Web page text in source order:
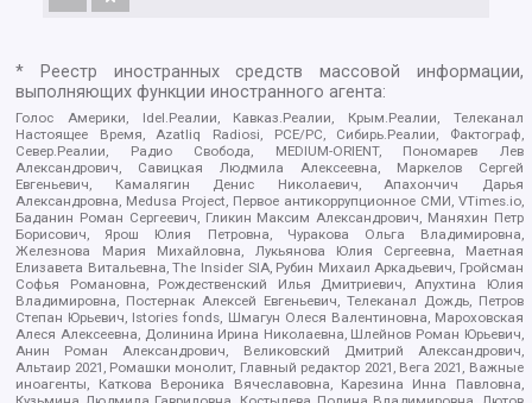
* Реестр иностранных средств массовой информации,
выполняющих функции иностранного агента:
Голос Америки, Idel.Реалии, Кавказ.Реалии, Крым.Реалии, Телеканал
Настоящее Время, Azatliq Radiosi, PCE/PC, Сибирь.Реалии, Фактограф,
Север.Реалии, Радио Свобода, MEDIUM-ORIENT, Пономарев Лев
Александрович, Савицкая Людмила Алексеевна, Маркелов Сергей
Евгеньевич, Камалягин Денис Николаевич, Апахончич Дарья
Александровна, Medusa Project, Первое антикоррупционное СМИ, VTimes.io,
Баданин Роман Сергеевич, Гликин Максим Александрович, Маняхин Петр
Борисович, Ярош Юлия Петровна, Чуракова Ольга Владимировна,
Железнова Мария Михайловна, Лукьянова Юлия Сергеевна, Маетная
Елизавета Витальевна, The Insider SIA, Рубин Михаил Аркадьевич, Гройсман
Софья Романовна, Рождественский Илья Дмитриевич, Апухтина Юлия
Владимировна, Постернак Алексей Евгеньевич, Телеканал Дождь, Петров
Степан Юрьевич, Istories fonds, Шмагун Олеся Валентиновна, Мароховская
Алеся Алексеевна, Долинина Ирина Николаевна, Шлейнов Роман Юрьевич,
Анин Роман Александрович, Великовский Дмитрий Александрович,
Альтаир 2021, Ромашки монолит, Главный редактор 2021, Вега 2021, Важные
иноагенты, Каткова Вероника Вячеславовна, Карезина Инна Павловна,